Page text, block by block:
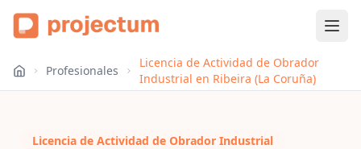
Profesionales
Licencia de Actividad de Obrador
Industrial en Ribeira (La Coruña)
Licencia de Actividad de Obrador Industrial